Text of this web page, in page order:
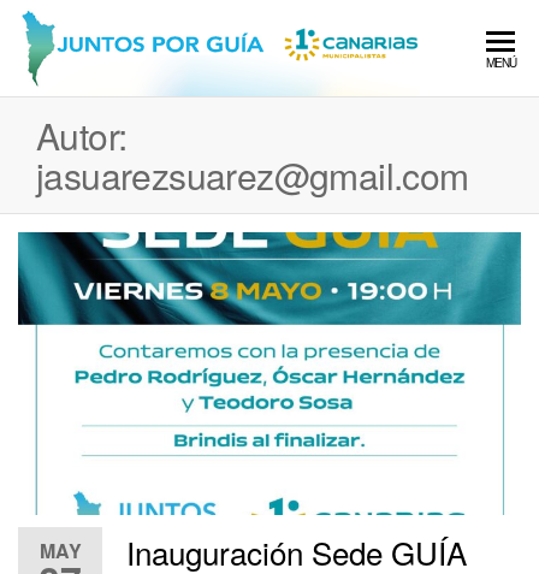
Saltar
contenido
MENÚ
Autor:
jasuarezsuarez@gmail.com
MAY Inauguración Sede GUÍA